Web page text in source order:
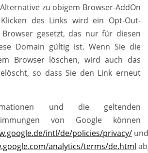
zu obigem Browser-AddOn
des Links wird ein Opt-Out-
gesetzt, das nur für diesen
Domain gültig ist. Wenn Sie die
Browser löschen, wird auch das
so dass Sie den Link erneut
und die geltenden
von Google können
intl/de/policies/privacy/ und
analytics/terms/de.html